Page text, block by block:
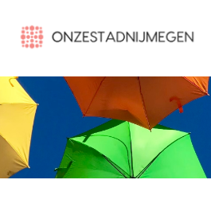
onzestadnijmegen.nl